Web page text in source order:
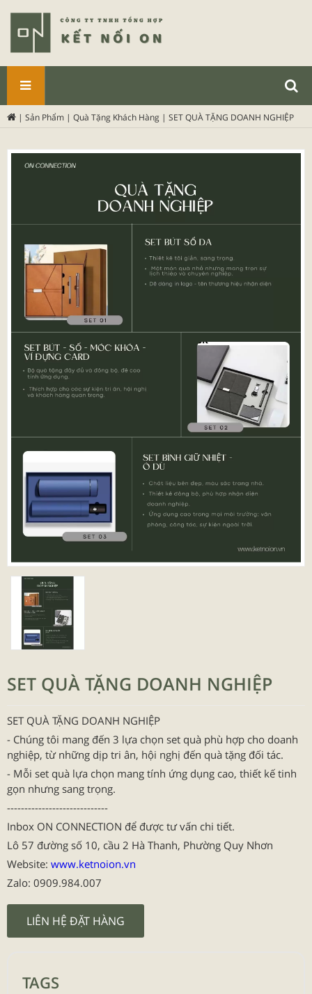
PHẨM
| Sản Phẩm | Quà Tặng Khách Hàng | SET QUÀ TẶNG DOANH NGHIỆP
SET QUÀ TẶNG DOANH NGHIỆP
SET QUÀ TẶNG DOANH NGHIỆP
- Chúng tôi mang đến 3 lựa chọn set quà phù hợp cho doanh
nghiệp, từ những dịp tri ân, hội nghị đến quà tặng đối tác.
- Mỗi set quà lựa chọn mang tính ứng dụng cao, thiết kế tinh
gọn nhưng sang trọng.
-----------------------------
Inbox ON CONNECTION để được tư vấn chi tiết.
Lô 57 đường số 10, cầu 2 Hà Thanh, Phường Quy Nhơn
Website: www.ketnoion.vn
Zalo: 0909.984.007
LIÊN HỆ ĐẶT HÀNG
TAGS